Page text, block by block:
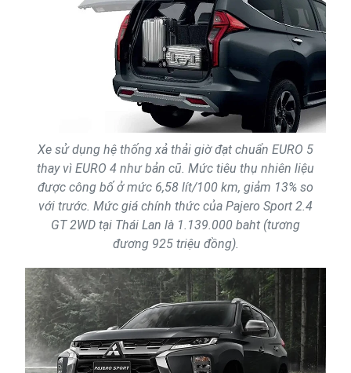
Xe sử dụng hệ thống xả thải giờ đạt chuẩn EURO 5
thay vì EURO 4 như bản cũ. Mức tiêu thụ nhiên liệu
được công bố ở mức 6,58 lít/100 km, giảm 13% so
với trước. Mức giá chính thức của Pajero Sport 2.4
GT 2WD tại Thái Lan là 1.139.000 baht (tương
đương 925 triệu đồng).